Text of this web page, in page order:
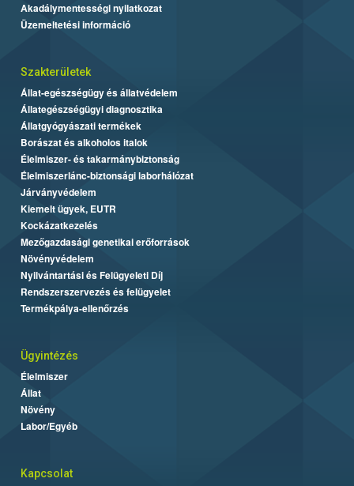
Akadálymentességi nyilatkozat
Üzemeltetési információ
Szakterületek
Állat-egészségügy és állatvédelem
Állategészségügyi diagnosztika
Állatgyógyászati termékek
Borászat és alkoholos italok
Élelmiszer- és takarmánybiztonság
Élelmiszerlánc-biztonsági laborhálózat
Járványvédelem
Kiemelt ügyek, EUTR
Kockázatkezelés
Mezőgazdasági genetikai erőforrások
Növényvédelem
Nyilvántartási és Felügyeleti Díj
Rendszerszervezés és felügyelet
Termékpálya-ellenőrzés
Ügyintézés
Élelmiszer
Állat
Növény
Labor/Egyéb
Kapcsolat